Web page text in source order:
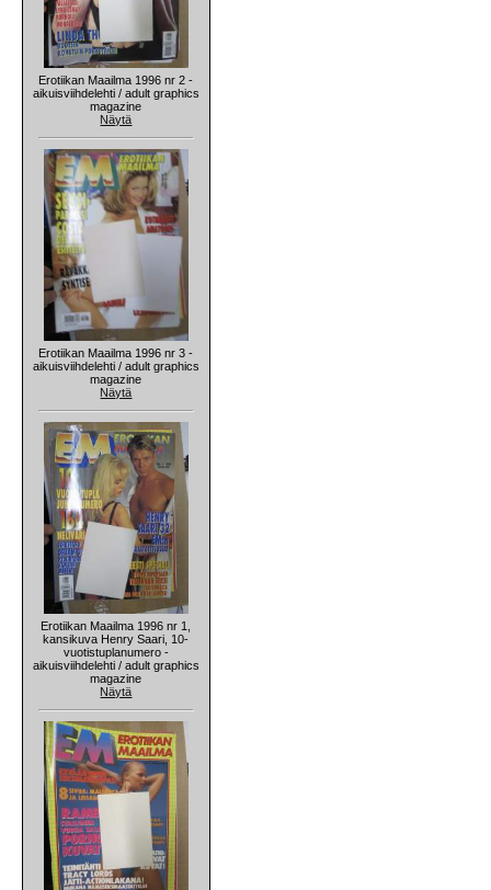
Erotiikan Maailma 1996 nr 2 -
aikuisviihdelehti / adult graphics
magazine
Näytä
Erotiikan Maailma 1996 nr 3 -
aikuisviihdelehti / adult graphics
magazine
Näytä
Erotiikan Maailma 1996 nr 1,
kansikuva Henry Saari, 10-
vuotistuplanumero -
aikuisviihdelehti / adult graphics
magazine
Näytä